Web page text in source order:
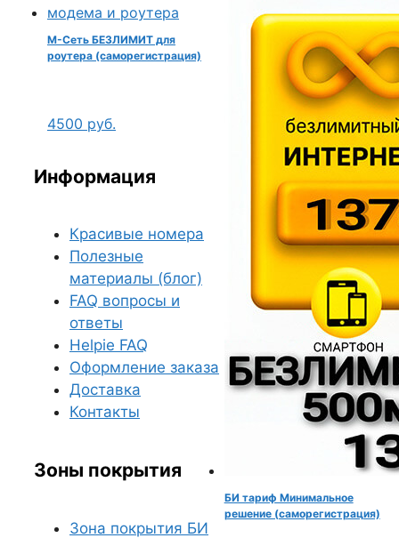
М-Сеть БЕЗЛИМИТ для
роутера (саморегистрация)
4500 руб.
БИ тариф Минимальное
решение (саморегистрация)
Информация
Красивые номера
Полезные
материалы (блог)
FAQ вопросы и
ответы
Helpie FAQ
Оформление заказа
Доставка
Контакты
Зоны покрытия
Зона покрытия БИ